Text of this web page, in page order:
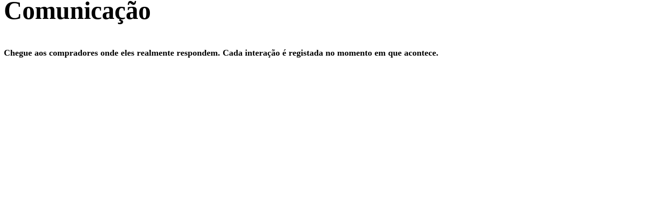
Comunicação
Chegue aos compradores onde eles realmente respondem. Cada interação é registada no momento em que acontece.